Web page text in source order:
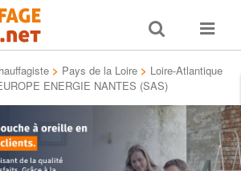
Toggle
search
Toggle
> Pays de la Loire > Loire-Atlantique
ENERGIE NANTES (SAS)